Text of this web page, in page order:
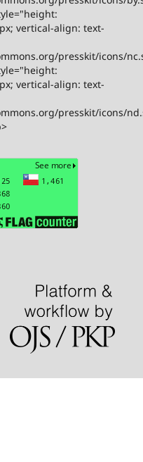
vertical-align: text-
presskit/icons/
vertical-align: text-
presskit/icons/